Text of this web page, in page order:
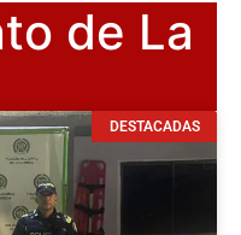
de La
DESTACADAS